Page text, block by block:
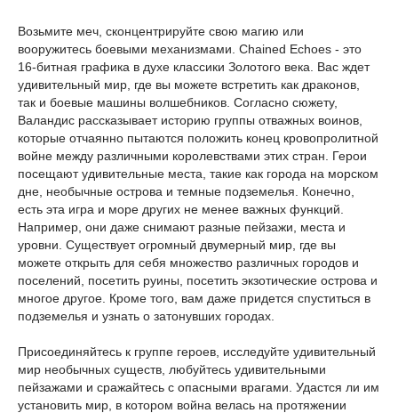
Возьмите меч, сконцентрируйте свою магию или
вооружитесь боевыми механизмами. Chained Echoes - это
16-битная графика в духе классики Золотого века. Вас ждет
удивительный мир, где вы можете встретить как драконов,
так и боевые машины волшебников. Согласно сюжету,
Валандис рассказывает историю группы отважных воинов,
которые отчаянно пытаются положить конец кровопролитной
войне между различными королевствами этих стран. Герои
посещают удивительные места, такие как города на морском
дне, необычные острова и темные подземелья. Конечно,
есть эта игра и море других не менее важных функций.
Например, они даже снимают разные пейзажи, места и
уровни. Существует огромный двумерный мир, где вы
можете открыть для себя множество различных городов и
поселений, посетить руины, посетить экзотические острова и
многое другое. Кроме того, вам даже придется спуститься в
подземелья и узнать о затонувших городах.
Присоединяйтесь к группе героев, исследуйте удивительный
мир необычных существ, любуйтесь удивительными
пейзажами и сражайтесь с опасными врагами. Удастся ли им
установить мир, в котором война велась на протяжении